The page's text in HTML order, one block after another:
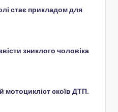
стає прикладом для
зниклого чоловіка
мотоцикліст скоїв ДТП.